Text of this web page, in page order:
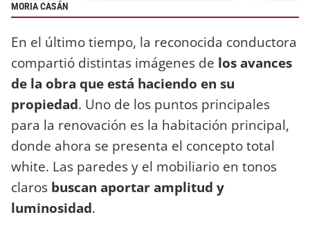
MORIA CASÁN
En el último tiempo, la reconocida conductora
compartió distintas imágenes de los avances
de la obra que está haciendo en su
propiedad. Uno de los puntos principales
para la renovación es la habitación principal,
donde ahora se presenta el concepto total
white. Las paredes y el mobiliario en tonos
claros buscan aportar amplitud y
luminosidad.